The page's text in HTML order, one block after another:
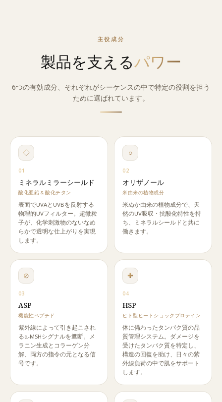
主役成分
製品を支えるパワー
6つの有効成分、それぞれがシーケンスの中で特定の役割を担う
ために選ばれています。
◇
01
ミネラルミラーシールド
酸化亜鉛 & 酸化チタン
表面でUVAとUVBを反射する
物理的UVフィルター。超微粒
子が、化学刺激物のないなめ
らかで透明な仕上がりを実現
します。
○
02
オリザノール
米由来の植物成分
米ぬか由来の植物成分で、天
然のUV吸収・抗酸化特性を持
ち、ミネラルシールドと共に
働きます。
⊘
03
ASP
機能性ペプチド
紫外線によって引き起こされ
るα-MSHシグナルを遮断。メ
ラニン生成とコラーゲン分
解、両方の指令の元となる信
号です。
✚
04
HSP
ヒト型ヒートショックプロテイン
体に備わったタンパク質の品
質管理システム。ダメージを
受けたタンパク質を特定し、
構造の回復を助け、日々の紫
外線負荷の中で肌をサポート
します。